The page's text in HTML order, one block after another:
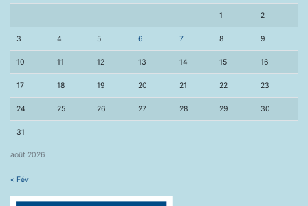
août 2026
1 2
3 4 5 6 7 8 9
10 11 12 13 14 15 16
17 18 19 20 21 22 23
24 25 26 27 28 29 30
31
« Fév